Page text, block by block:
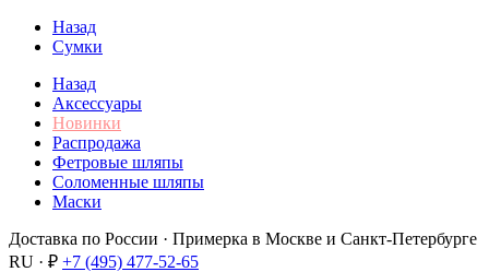
Назад
Сумки
Назад
Аксессуары
Новинки
Распродажа
Фетровые шляпы
Соломенные шляпы
Маски
Доставка по России · Примерка в Москве и Санкт-Петербурге
RU · ₽ +7 (495) 477-52-65